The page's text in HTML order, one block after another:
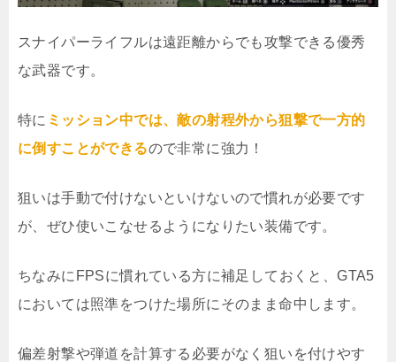
スナイパーライフルは遠距離からでも攻撃できる優秀
な武器です。
特に ミッション中では、敵の射程外から狙撃で一方的
に倒すことができるので非常に強力！
狙いは手動で付けないといけないので慣れが必要です
が、ぜひ使いこなせるようになりたい装備です。
ちなみにFPSに慣れている方に補足しておくと、GTA5
においては照準をつけた場所にそのまま命中します。
偏差射撃や弾道を計算する必要がなく狙いを付けやす